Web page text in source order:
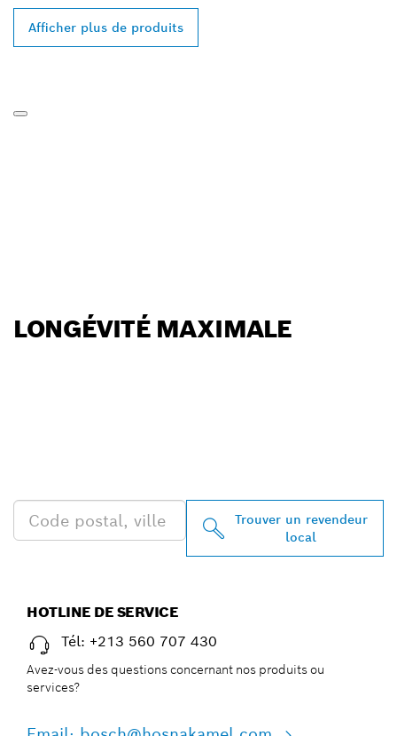
Afficher plus de produits
LONGÉVITÉ MAXIMALE
Trouver un revendeur
local
HOTLINE DE SERVICE
Tél: +213 560 707 430
Avez-vous des questions concernant nos produits ou
services?